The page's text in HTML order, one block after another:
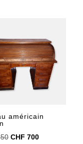
américain
Le
CHF 700Le